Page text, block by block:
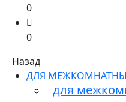
0
0
Назад
ДЛЯ
для